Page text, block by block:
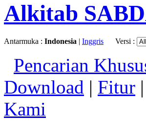
Alkitab
Antarmuka : Indonesia | Inggris Versi :
Pencarian
Download | Fitur |
Kami